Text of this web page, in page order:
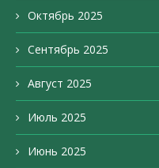
Октябрь 2025
Сентябрь 2025
Август 2025
Июль 2025
Июнь 2025